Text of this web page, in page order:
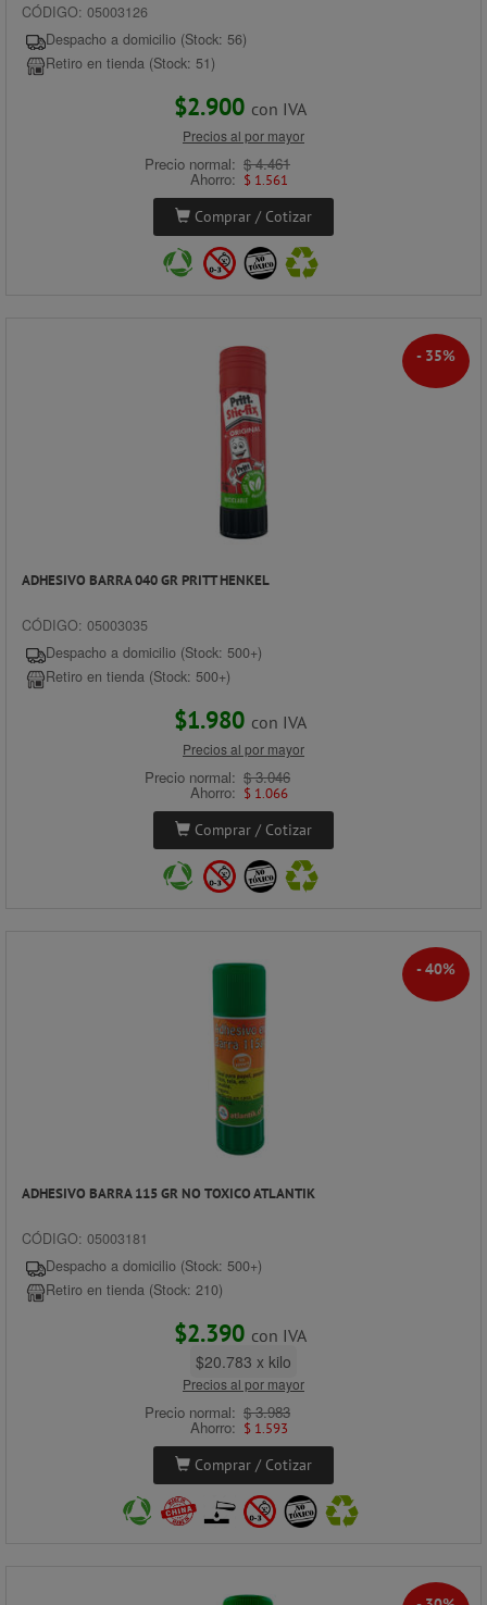
CÓDIGO: 05003126
Despacho a domicilio (Stock: 56)
Retiro en tienda (Stock: 51)
$2.900 con IVA
Precios al por mayor
Precio normal: $ 4.461
Ahorro: $ 1.561
Comprar / Cotizar
- 35%
ADHESIVO BARRA 040 GR PRITT HENKEL
CÓDIGO: 05003035
Despacho a domicilio (Stock: 500+)
Retiro en tienda (Stock: 500+)
$1.980 con IVA
Precios al por mayor
Precio normal: $ 3.046
Ahorro: $ 1.066
Comprar / Cotizar
- 40%
ADHESIVO BARRA 115 GR NO TOXICO ATLANTIK
CÓDIGO: 05003181
Despacho a domicilio (Stock: 500+)
Retiro en tienda (Stock: 210)
$2.390 con IVA
$20.783 x kilo
Precios al por mayor
Precio normal: $ 3.983
Ahorro: $ 1.593
Comprar / Cotizar